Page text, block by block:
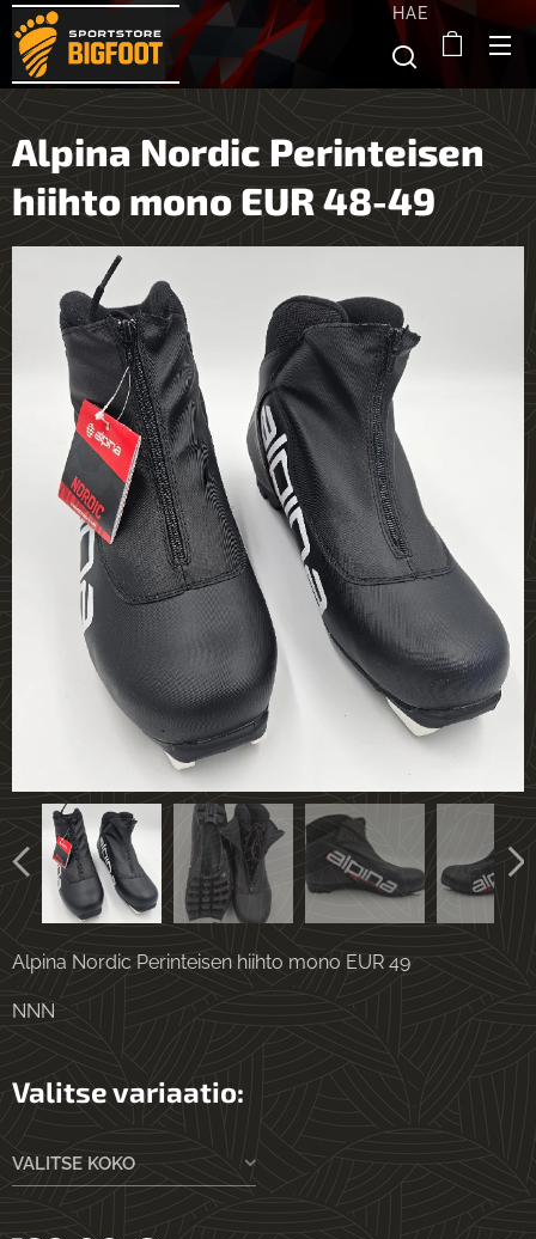
HAE
Alpina Nordic Perinteisen
hiihto mono EUR 48-49
Alpina Nordic Perinteisen hiihto mono EUR 49
NNN
Valitse variaatio:
VALITSE KOKO